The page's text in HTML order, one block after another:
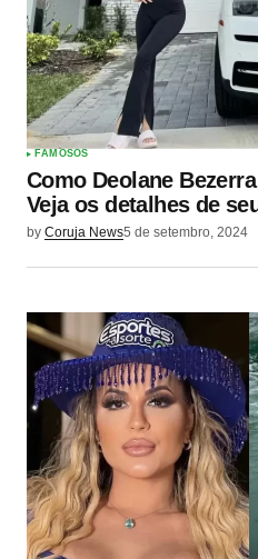
FAMOSOS
Como Deolane
Veja os detalhes de
by Coruja News5 de setembro, 2024